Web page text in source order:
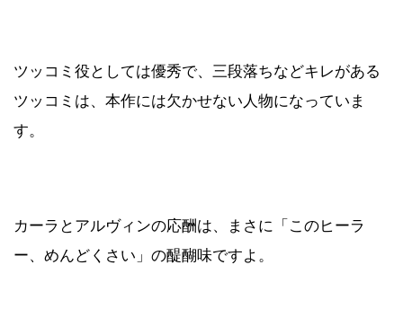
ツッコミ役としては優秀で、三段落ちなどキレがある
ツッコミは、本作には欠かせない人物になっていま
す。
カーラとアルヴィンの応酬は、まさに「このヒーラ
ー、めんどくさい」の醍醐味ですよ。